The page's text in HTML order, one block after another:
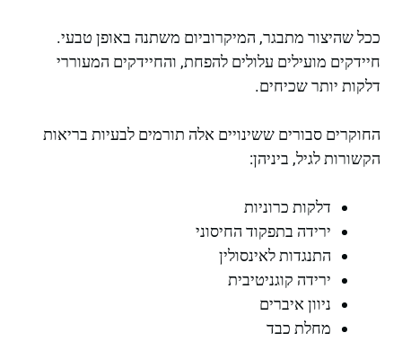
ככל שהיצור מתבגר, המיקרוביום משתנה באופן טבעי.
חיידקים מועילים עלולים להפחת, והחיידקים המעוררי
דלקות יותר שכיחים.
החוקרים סבורים ששינויים אלה תורמים לבעיות בריאות
הקשורות לגיל, ביניהן:
דלקות כרוניות
ירידה בתפקוד החיסוני
התנגדות לאינסולין
ירידה קוגניטיבית
ניוון איברים
מחלת כבד